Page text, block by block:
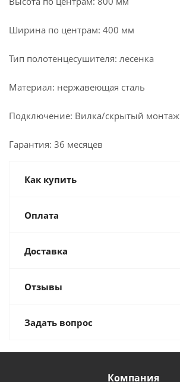
Ширина по центрам: 400 мм
Тип полотенцесушителя: лесенка
Материал: нержавеющая сталь
Подключение: Вилка/скрытый монтаж
Гарантия: 36 месяцев
Как купить
Оплата
Доставка
Отзывы
Задать вопрос
Компания